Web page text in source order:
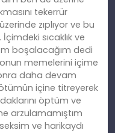
tekerrür
zıplıyor ve bu
sıcaklık ve
boşalacağım dedi
memelerini içime
daha devam
içine titreyerek
öptüm ve
arzulamamıştım
ve harikaydı